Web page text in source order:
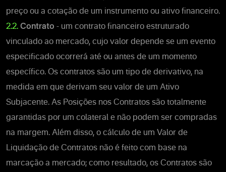
preço ou a cotação de um instrumento ou ativo financeiro.
2.2. Contrato - um contrato financeiro estruturado
vinculado ao mercado, cujo valor depende se um evento
especificado ocorrerá até ou antes de um momento
específico. Os contratos são um tipo de derivativo, na
medida em que derivam seu valor de um Ativo
Subjacente. As Posições nos Contratos são totalmente
garantidas por um colateral e não podem ser compradas
na margem. Além disso, o cálculo de um Valor de
Liquidação de Contratos não é feito com base na
marcação a mercado; como resultado, os Contratos são